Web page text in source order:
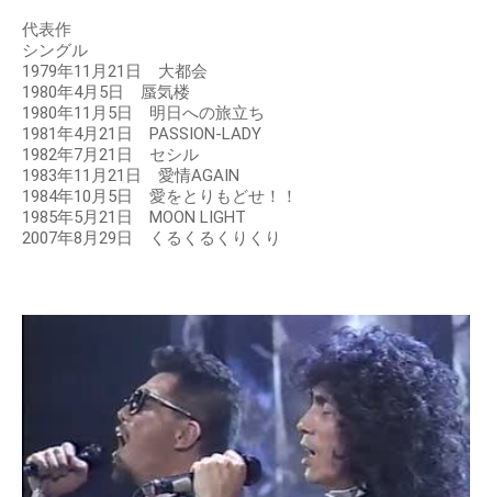
代表作
シングル
1979年11月21日 大都会
1980年4月5日 蜃気楼
1980年11月5日 明日への旅立ち
1981年4月21日 PASSION-LADY
1982年7月21日 セシル
1983年11月21日 愛情AGAIN
1984年10月5日 愛をとりもどせ！！
1985年5月21日 MOON LIGHT
2007年8月29日 くるくるくりくり